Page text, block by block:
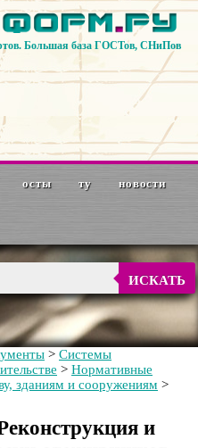
Большая база ГОСТов, СНиПов
осты ту новости
ИСКАТЬ
> Системы
> Нормативные
зданиям и сооружениям >
и